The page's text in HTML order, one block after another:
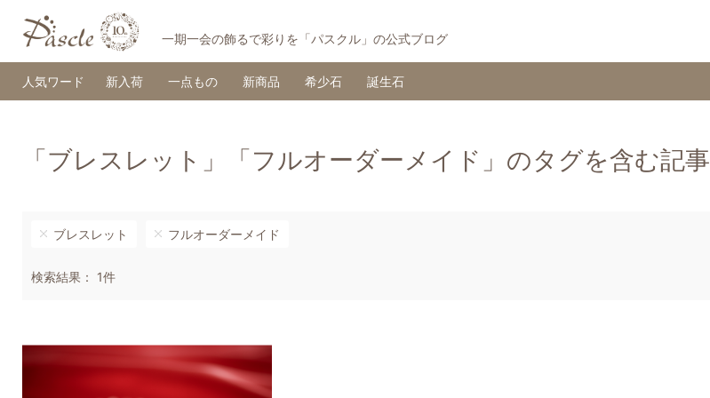
一期一会の飾るで彩りを「パスクル」の公式ブログ
人気ワード 新入荷 一点もの 新商品 希少石 誕生石
「ブレスレット」「フルオーダーメイド」のタグを含む記事
ブレスレット フルオーダーメイド
検索結果： 1件